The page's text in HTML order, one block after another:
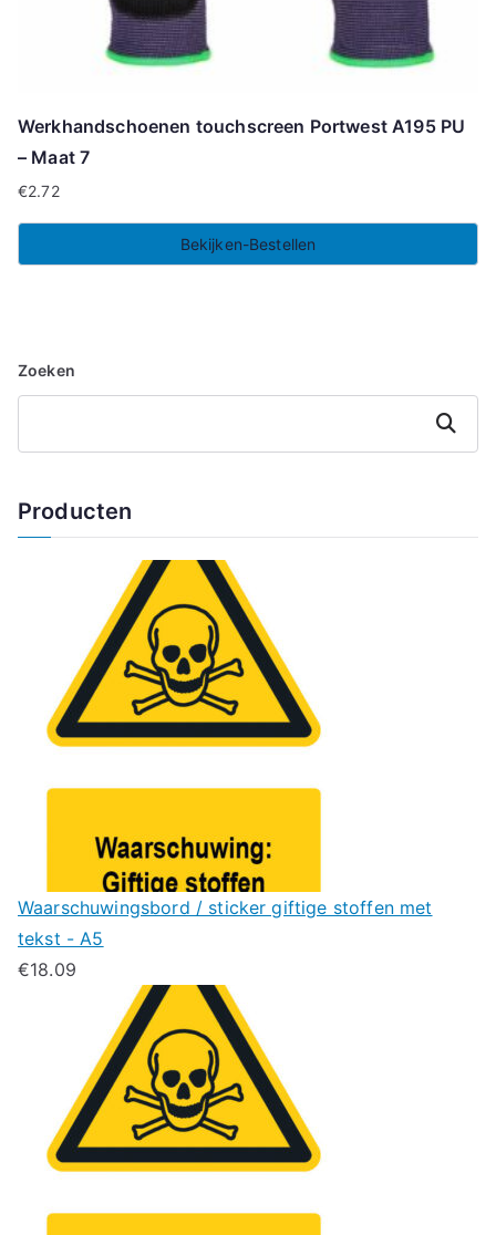
Werkhandschoenen touchscreen Portwest A195 PU
– Maat 7
€2.72
Bekijken-Bestellen
Zoeken
Zoeken
Producten
Waarschuwingsbord / sticker giftige stoffen met
tekst - A5
€18.09